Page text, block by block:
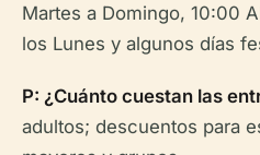
Martes a Domingo, 10:00
los Lunes y algunos días
P: ¿Cuánto cuestan las
adultos; descuentos para